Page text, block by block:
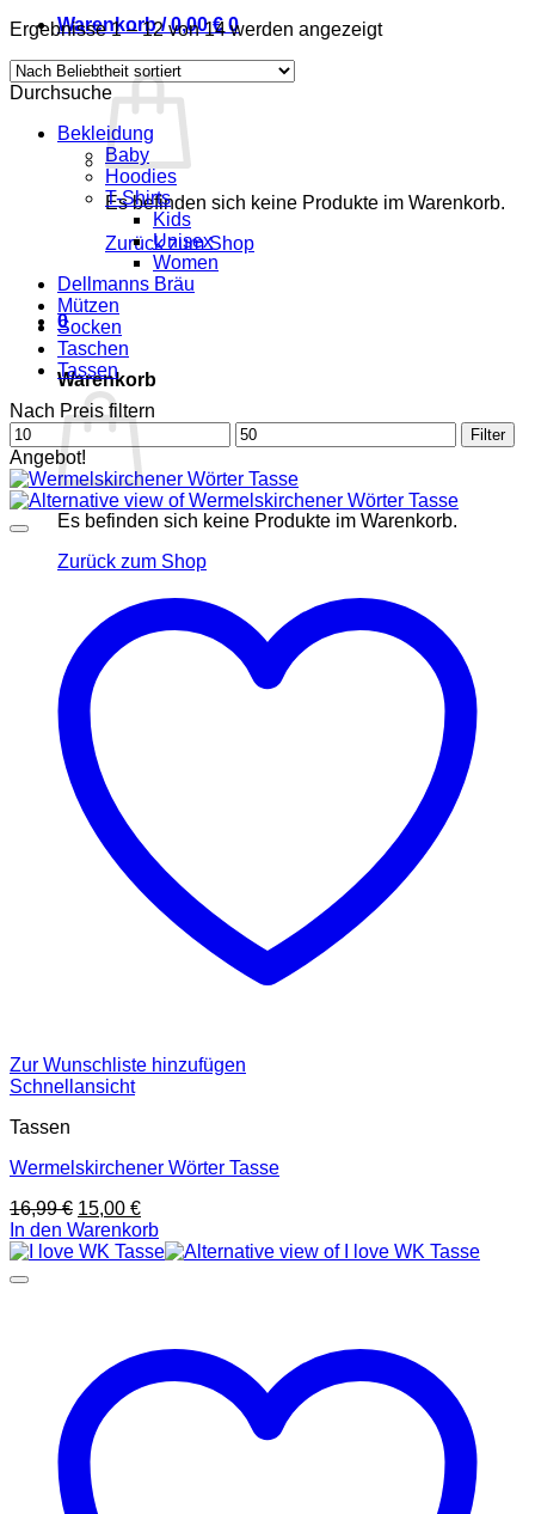
Warenkorb /0,00€ 0
Es befinden sich keine Produkte im Warenkorb.
Zurück zum Shop
0
Warenkorb
Es befinden sich keine Produkte im Warenkorb.
Zurück zum Shop
Ergebnisse 1 – 12 von 14 werden angezeigtNach
Durchsuche
Bekleidung
Baby
Hoodies
T-Shirts
Kids
Unisex
Women
Dellmanns Bräu
Mützen
Socken
Taschen
Tassen
Nach Preis filtern
Min.
Preis
Max.
Preis
Filter
Angebot!
Zur Wunschliste hinzufügen
Schnellansicht
Tassen
Wermelskirchener Wörter Tasse
16,99€ Ursprünglicher
Preis
war:
15,00 €Aktueller
Preis
ist:
In den Warenkorb